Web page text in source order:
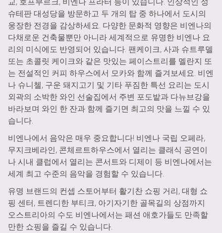
슈테판 대성당을 방문하고 두 개의 탑 중 하나에서 도시의
웅장한 전경을 감상하세요. 다양한 문화적 영향은 비엔나의
다채로운 건축물뿐만 아니라 세계적으로 유명한 비엔나 요
리의 미식에도 반영되어 있습니다. 팬케이크, 사과 슈트루델
또는 초콜릿 케이크와 같은 맛있는 페이스트리를 멜란지 또
는 전설적인 커피 하우스에서 모카와 함께 즐겨보세요. 비엔
나 슈니첼, 구운 돼지고기 및 기타 푸짐한 특선 요리는 도시
외곽의 소박한 와인 선술집에서 주변 포도밭과 다뉴브강을
바라보며 와인 한 잔과 함께 즐기면 최고의 맛을 느낄 수 있
습니다.
비엔나에서 음악은 매우 중요합니다! 비엔나 국립 오페라,
무지크베라인, 콘체르트하우스에서 열리는 클래식 공연이
나 시내 클럽에서 열리는 콘서트와 디제이 등 비엔나에서는
세계 최고 수준의 음악을 경험할 수 있습니다.
유명 브랜드의 컨셉 스토어부터 활기찬 쇼핑 거리, 대형 쇼
핑 센터, 트렌디한 부티크, 아기자기한 골목길의 상점까지
오스트리아의 수도 비엔나에서는 패션 애호가들도 만족할
만한 쇼핑을 즐길 수 있습니다.